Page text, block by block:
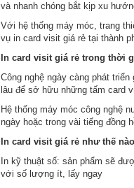
và nhanh chóng bắt kịp xu
Với hệ thống máy móc, trang
vụ in card visit giá rẻ tại thành
In card visit giá rẻ trong thời
Công nghệ ngày càng phát
lâu để sở hữu những tấm card
Hệ thống máy móc công nghệ
ngày hoặc trong vài tiếng đồng
In card visit giá rẻ như thế
In kỹ thuật số: sản phẩm sẽ
với số lượng ít, lấy ngay